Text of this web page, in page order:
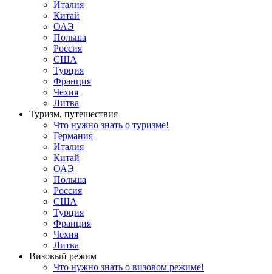
Италия
Китай
ОАЭ
Польша
Россия
США
Турция
Франция
Чехия
Литва
Туризм, путешествия
Что нужно знать о туризме!
Германия
Италия
Китай
ОАЭ
Польша
Россия
США
Турция
Франция
Чехия
Литва
Визовый режим
Что нужно знать о визовом режиме!